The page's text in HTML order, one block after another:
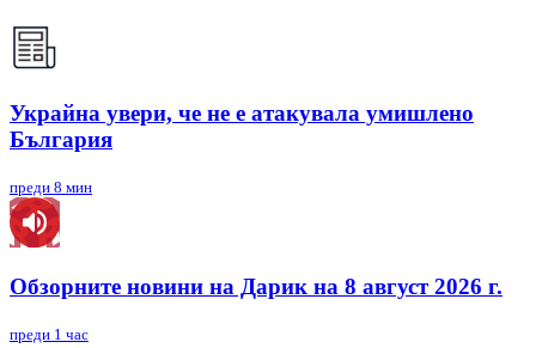
Украйна увери, че не е атакувала умишлено
България
преди 8 мин
Обзорните новини на Дарик на 8 август 2026 г.
преди 1 час